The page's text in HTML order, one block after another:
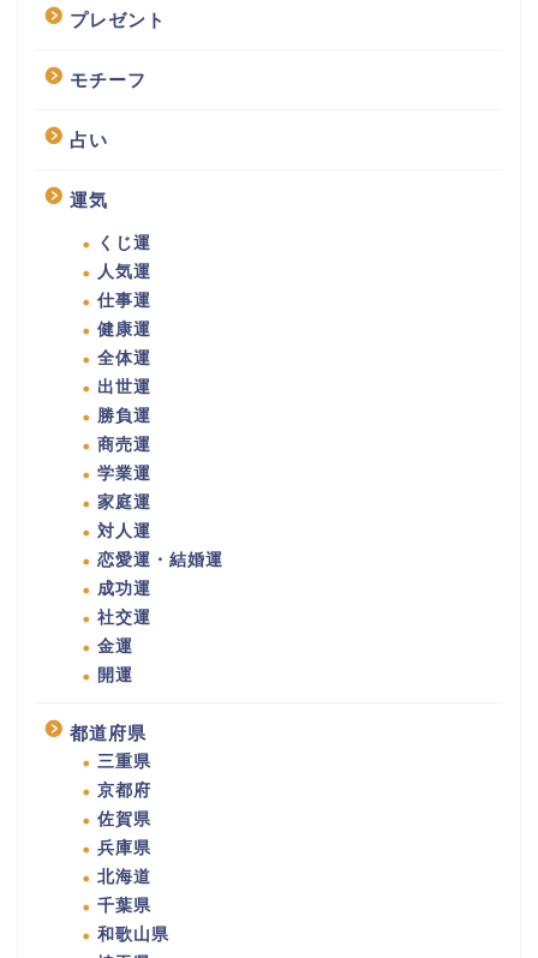
プレゼント
モチーフ
占い
運気
くじ運
人気運
仕事運
健康運
全体運
出世運
勝負運
商売運
学業運
家庭運
対人運
恋愛運・結婚運
成功運
社交運
金運
開運
都道府県
三重県
京都府
佐賀県
兵庫県
北海道
千葉県
和歌山県